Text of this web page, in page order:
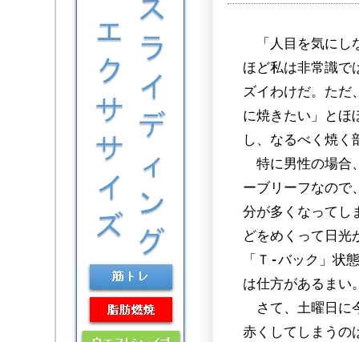
「人目を気にし
ほど私は非常識で
ズイわけだ。ただ
に焼きたい」とほ
し、なるべく焼く
特に男性の場合
ーブリーフなので
分が多くなってし
どをめくって日光
「Ｔ-バック」状
は仕方があるまい
さて、土曜日に
赤くしてしまうの